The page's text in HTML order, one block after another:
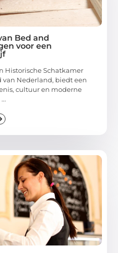
Bed and
voor een
Historische Schatkamer
van Nederland, biedt een
cultuur en moderne